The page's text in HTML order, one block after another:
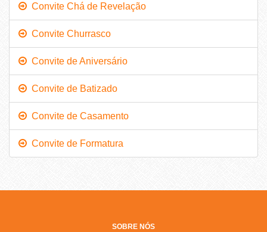
Convite Chá de Revelação
Convite Churrasco
Convite de Aniversário
Convite de Batizado
Convite de Casamento
Convite de Formatura
SOBRE NÓS